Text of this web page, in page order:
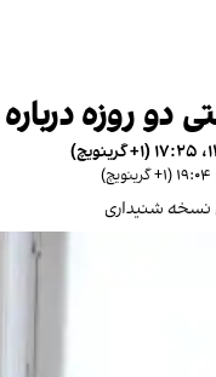
دو روزه
شنیداری